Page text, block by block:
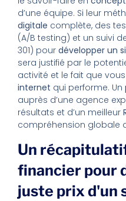
d’une équipe. Si leur
digitale complète, des
(A/B testing) et un suivi
301) pour développer un
sera justifié par le
activité et le fait que
internet qui performe. Un
auprès d’une agence
résultats et d’un meilleur
compréhension globale
Un
financier pour
juste prix d'un